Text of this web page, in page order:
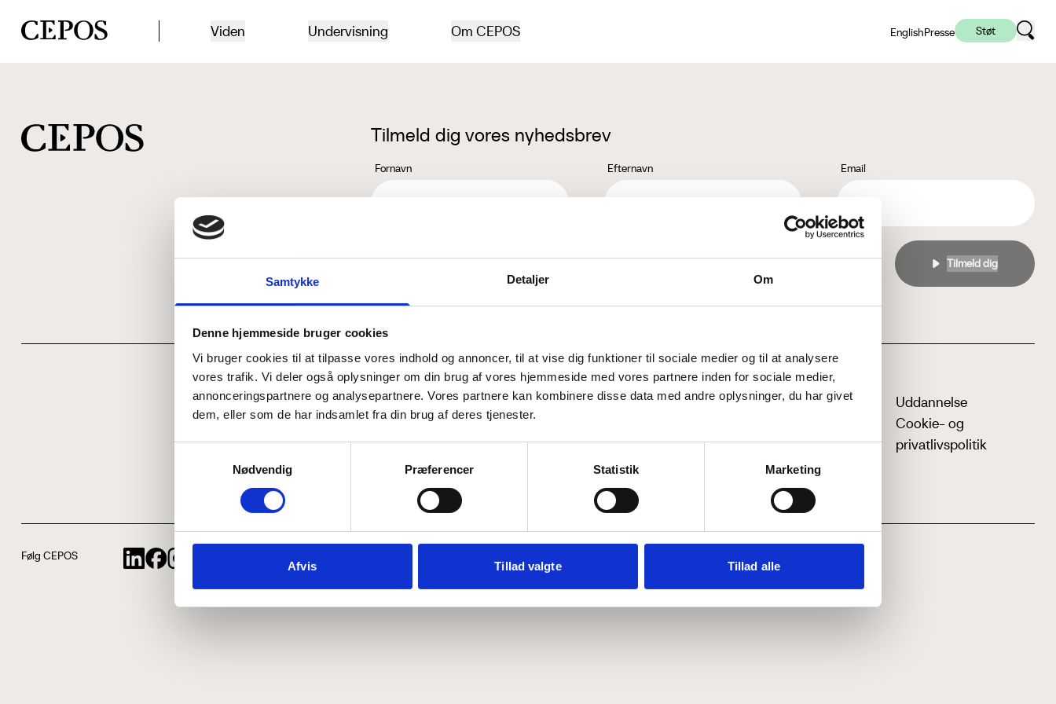
Samtykke Detaljer Om
Denne hjemmeside bruger cookies
Vi bruger cookies til at tilpasse vores indhold og annoncer, til at vise dig funktioner til sociale medier og til at analysere
vores trafik. Vi deler også oplysninger om din brug af vores hjemmeside med vores partnere inden for sociale medier,
annonceringspartnere og analysepartnere. Vores partnere kan kombinere disse data med andre oplysninger, du har givet
dem, eller som de har indsamlet fra din brug af deres tjenester.
Nødvendig
Præferencer Statistik Marketing
Afvis Tillad valgte Tillad alle
CEPOS logo Viden Undervisning Om CEPOS EnglishPresse Støt
Tilmeld dig vores nyhedsbrev
Fornavn Efternavn Email
Jeg accepterer behandlingen af mine personoplysninger i henhold tilprivatlivspolitikken
Hvem er CEPOS
Vores værdier
Medarbejdere
Kontakt
Analyser
ABCepos
Podcast
Uddannelse
Cookie- og
privatlivspolitik
Følg CEPOS